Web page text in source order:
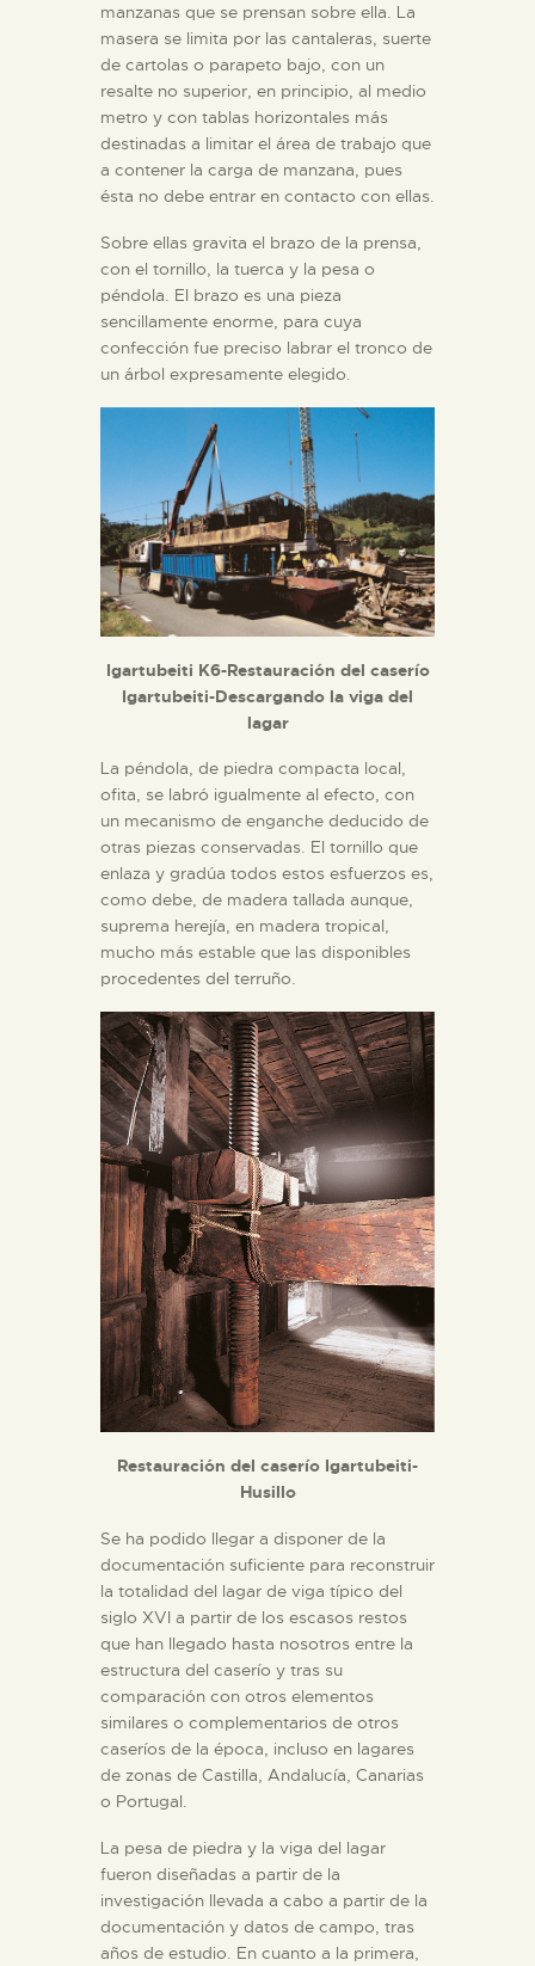
manzanas que se prensan sobre ella. La
masera se limita por las cantaleras, suerte
de cartolas o parapeto bajo, con un
resalte no superior, en principio, al medio
metro y con tablas horizontales más
destinadas a limitar el área de trabajo que
a contener la carga de manzana, pues
ésta no debe entrar en contacto con ellas.
Sobre ellas gravita el brazo de la prensa,
con el tornillo, la tuerca y la pesa o
péndola. El brazo es una pieza
sencillamente enorme, para cuya
confección fue preciso labrar el tronco de
un árbol expresamente elegido.
Igartubeiti K6-Restauración del caserío
Igartubeiti-Descargando la viga del
lagar
La péndola, de piedra compacta local,
ofita, se labró igualmente al efecto, con
un mecanismo de enganche deducido de
otras piezas conservadas. El tornillo que
enlaza y gradúa todos estos esfuerzos es,
como debe, de madera tallada aunque,
suprema herejía, en madera tropical,
mucho más estable que las disponibles
procedentes del terruño.
Restauración del caserío Igartubeiti-
Husillo
Se ha podido llegar a disponer de la
documentación suficiente para reconstruir
la totalidad del lagar de viga típico del
siglo XVI a partir de los escasos restos
que han llegado hasta nosotros entre la
estructura del caserío y tras su
comparación con otros elementos
similares o complementarios de otros
caseríos de la época, incluso en lagares
de zonas de Castilla, Andalucía, Canarias
o Portugal.
La pesa de piedra y la viga del lagar
fueron diseñadas a partir de la
investigación llevada a cabo a partir de la
documentación y datos de campo, tras
años de estudio. En cuanto a la primera,